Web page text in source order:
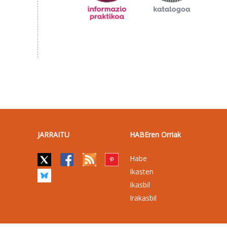
JARRAITU HABEren Orriak
Habe
Ikasten
Ikasbil
Irakasbil